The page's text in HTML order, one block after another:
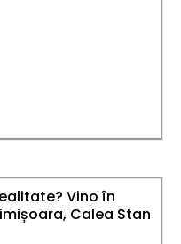
Vino în
Calea Stan